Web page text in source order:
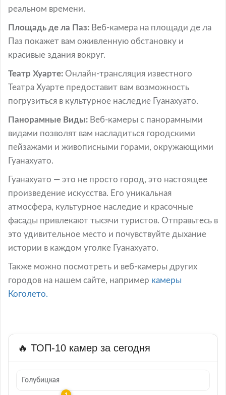
реальном времени.
Площадь де ла Паз: Веб-камера на площади де ла
Паз покажет вам оживленную обстановку и
красивые здания вокруг.
Театр Хуарте: Онлайн-трансляция известного
Театра Хуарте предоставит вам возможность
погрузиться в культурное наследие Гуанахуато.
Панорамные Виды: Веб-камеры с панорамными
видами позволят вам насладиться городскими
пейзажами и живописными горами, окружающими
Гуанахуато.
Гуанахуато — это не просто город, это настоящее
произведение искусства. Его уникальная
атмосфера, культурное наследие и красочные
фасады привлекают тысячи туристов. Отправьтесь в
это удивительное место и почувствуйте дыхание
истории в каждом уголке Гуанахуато.
Также можно посмотреть и веб-камеры других
городов на нашем сайте, например камеры
Коголето.
🔥 ТОП-10 камер за сегодня
Голубицкая